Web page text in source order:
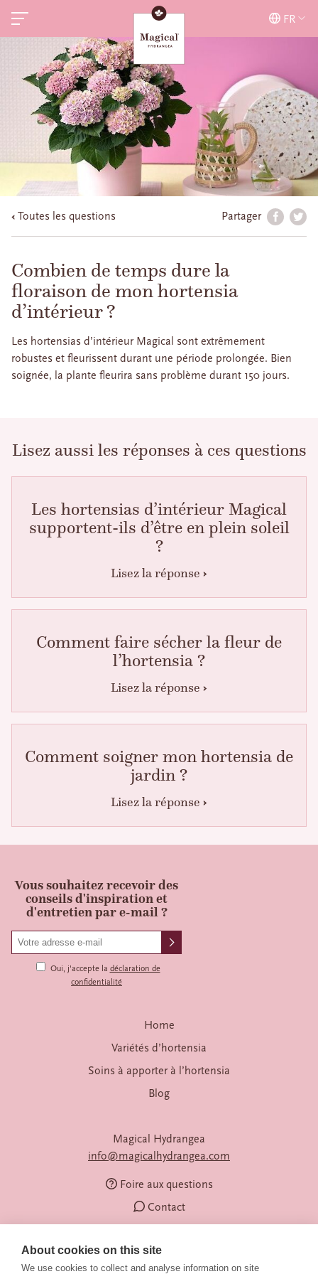
FR
Toutes les questions Partager
Combien de temps dure la
floraison de mon hortensia
d’intérieur ?
Les hortensias d’intérieur Magical sont extrêmement
robustes et fleurissent durant une période prolongée. Bien
soignée, la plante fleurira sans problème durant 150 jours.
Lisez aussi les réponses à ces questions
Les hortensias d’intérieur Magical
supportent-ils d’être en plein soleil
?
Lisez la réponse
Comment faire sécher la fleur de
l’hortensia ?
Lisez la réponse
Comment soigner mon hortensia de
jardin ?
Lisez la réponse
Vous souhaitez recevoir des
conseils d'inspiration et
d'entretien par e-mail ?
Oui, j'accepte la déclaration de
confidentialité
Home
Variétés d’hortensia
Soins à apporter à l’hortensia
Blog
Magical Hydrangea
info@magicalhydrangea.com
Foire aux questions
Contact
About cookies on this site
We use cookies to collect and analyse information on site